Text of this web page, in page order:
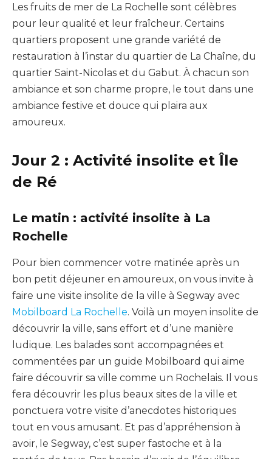
Les fruits de mer de La Rochelle sont célèbres
pour leur qualité et leur fraîcheur. Certains
quartiers proposent une grande variété de
restauration à l’instar du quartier de La Chaîne, du
quartier Saint-Nicolas et du Gabut. À chacun son
ambiance et son charme propre, le tout dans une
ambiance festive et douce qui plaira aux
amoureux.
Jour 2 : Activité insolite et Île
de Ré
Le matin : activité insolite à La
Rochelle
Pour bien commencer votre matinée après un
bon petit déjeuner en amoureux, on vous invite à
faire une visite insolite de la ville à Segway avec
Mobilboard La Rochelle. Voilà un moyen insolite de
découvrir la ville, sans effort et d’une manière
ludique. Les balades sont accompagnées et
commentées par un guide Mobilboard qui aime
faire découvrir sa ville comme un Rochelais. Il vous
fera découvrir les plus beaux sites de la ville et
ponctuera votre visite d’anecdotes historiques
tout en vous amusant. Et pas d’appréhension à
avoir, le Segway, c’est super fastoche et à la